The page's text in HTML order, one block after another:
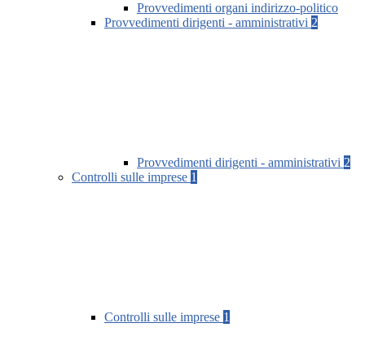
Provvedimenti organi indirizzo-politico
Provvedimenti dirigenti - amministrativi 2
Provvedimenti dirigenti - amministrativi 2
Controlli sulle imprese 1
Controlli sulle imprese 1